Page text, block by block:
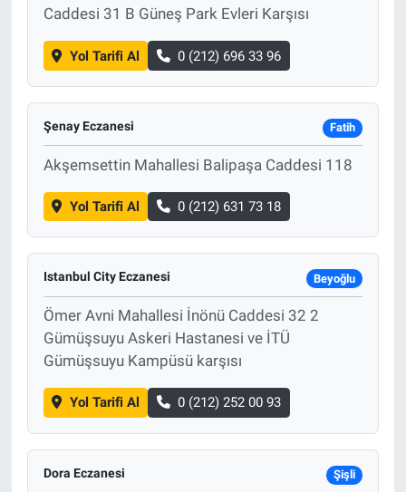
Caddesi 31 B Güneş Park Evleri Karşısı
Yol Tarifi Al 0 (212) 696 33 96
Şenay Eczanesi Fatih
Akşemsettin Mahallesi Balipaşa Caddesi 118
Yol Tarifi Al 0 (212) 631 73 18
Istanbul City Eczanesi Beyoğlu
Ömer Avni Mahallesi İnönü Caddesi 32 2
Gümüşsuyu Askeri Hastanesi ve İTÜ
Gümüşsuyu Kampüsü karşısı
Yol Tarifi Al 0 (212) 252 00 93
Dora Eczanesi Şişli